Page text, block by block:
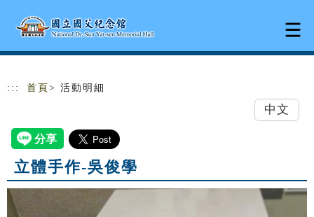
::: 首頁 > 活動明細
中文
立體手作-吳俊學